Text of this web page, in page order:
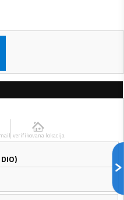
verifikovana lokacija